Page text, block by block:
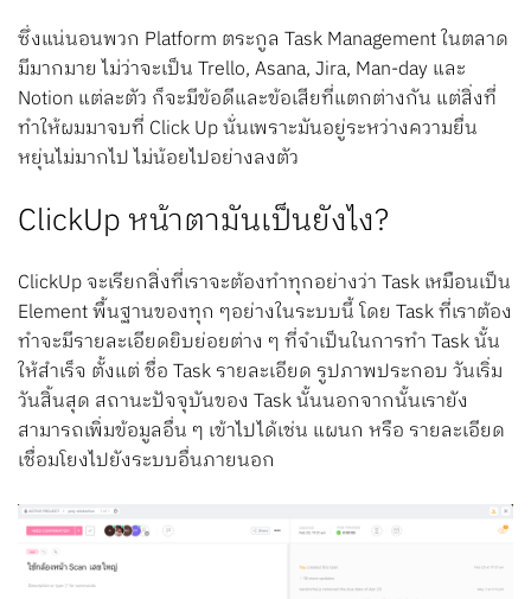
ซึ่งแน่นอนพวก Platform ตระกูล Task Management ในตลาด
มีมากมาย ไม่ว่าจะเป็น Trello, Asana, Jira, Man-day และ
Notion แต่ละตัว ก็จะมีข้อดีและข้อเสียที่แตกต่างกัน แต่สิ่งที่
ทำให้ผมมาจบที่ Click Up นั่นเพราะมันอยู่ระหว่างความยื่น
หยุ่นไม่มากไป ไม่น้อยไปอย่างลงตัว
ClickUp หน้าตามันเป็นยังไง?
ClickUp จะเรียกสิ่งที่เราจะต้องทำทุกอย่างว่า Task เหมือนเป็น
Element พื้นฐานของทุก ๆอย่างในระบบนี้ โดย Task ที่เราต้อง
ทำจะมีรายละเอียดยิบย่อยต่าง ๆ ที่จำเป็นในการทำ Task นั้น
ให้สำเร็จ ตั้งแต่ ชื่อ Task รายละเอียด รูปภาพประกอบ วันเริ่ม
วันสิ้นสุด สถานะปัจจุบันของ Task นั้นนอกจากนั้นเรายัง
สามารถเพิ่มข้อมูลอื่น ๆ เข้าไปได้เช่น แผนก หรือ รายละเอียด
เชื่อมโยงไปยังระบบอื่นภายนอก